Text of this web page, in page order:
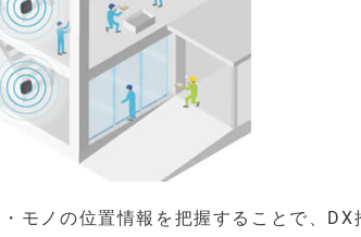
モノの位置情報を把握することで、